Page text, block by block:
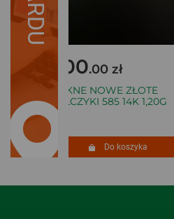
600.00 zł
PIĘKNE NOWE ZŁOTE
KOLCZYKI 585 14K 1,20G
Do koszyka